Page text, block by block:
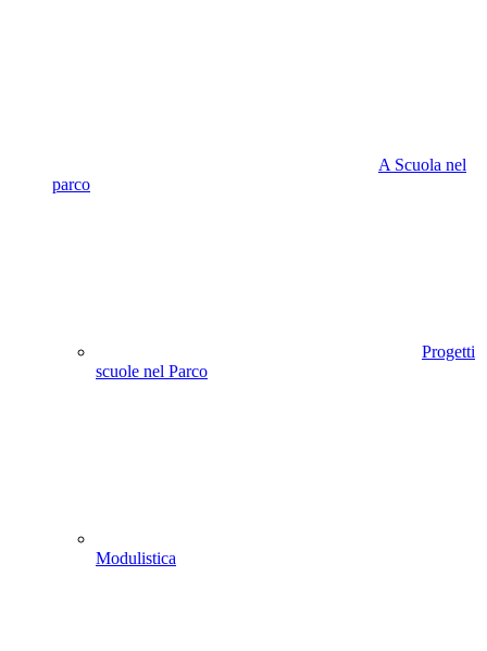
A Scuola nel
parco
Progetti
scuole nel Parco
Modulistica